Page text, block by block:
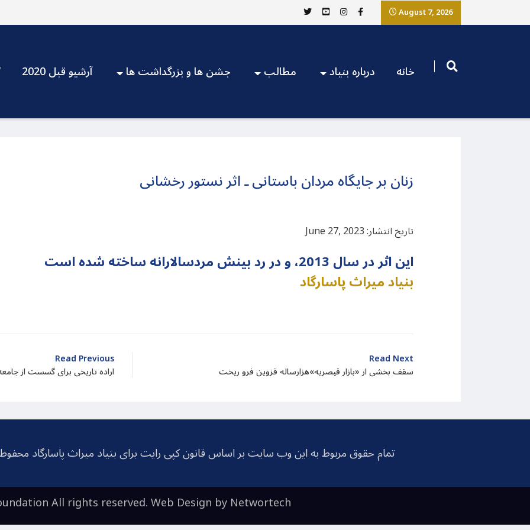
August 7, 2026
آرشیو قبل 2020 جشن ها و بزرگداشت ها مطالب درباره بنیاد خانه
زنان بر جایگاه مردان باستانی ـ اثر نستور رخشانی
تاریخ انتشار: June 27, 2023
این اثر در سال 2013، و در رد بینش مردسالارانه ساخته شده است
بنیاد میراث پاسارگاد
Read Previous
اراده تاریخی برای گسست از
Read Next
سقف بخشی از «بازار قیصریه»هزارساله قزوین فرو ریخت
تمام حقوق مربوط به این وب سایت بر اساس قانون کپی رایت برای بنیاد میراث پاسارگاد
All rights reserved. Web Design byNetwortech